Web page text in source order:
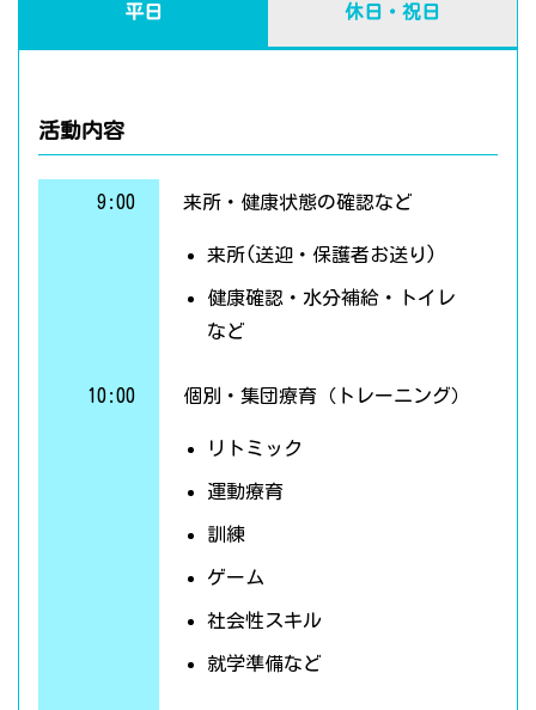
平日 休日・祝日
活動内容
9:00 来所・健康状態の確認など
来所(送迎・保護者お送り)
健康確認・水分補給・トイレ
など
10:00 個別・集団療育（トレーニング）
リトミック
運動療育
訓練
ゲーム
社会性スキル
就学準備など